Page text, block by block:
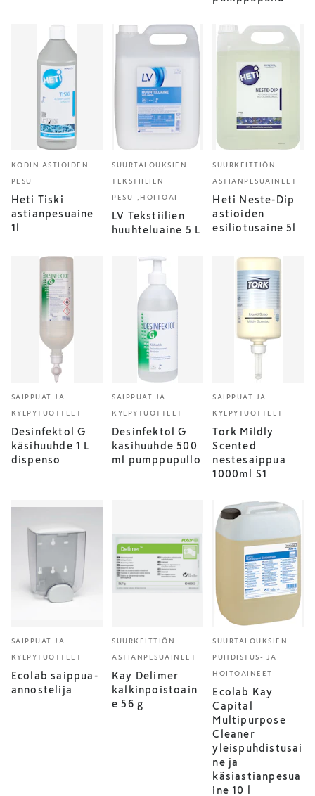
KODIN ASTIOIDEN
PESU
Heti Tiski
astianpesuaine
1l
SUURTALOUKSIEN
TEKSTIILIEN
PESU-,HOITOAI
LV Tekstiilien
huuhteluaine 5 L
SUURKEITTIÖN
ASTIANPESUAINEET
Heti Neste-Dip
astioiden
esiliotusaine 5l
SAIPPUAT JA
KYLPYTUOTTEET
Desinfektol G
käsihuuhde 1 L
dispenso
SAIPPUAT JA
KYLPYTUOTTEET
Desinfektol G
käsihuuhde 500
ml pumppupullo
SAIPPUAT JA
KYLPYTUOTTEET
Tork Mildly
Scented
nestesaippua
1000ml S1
SAIPPUAT JA
KYLPYTUOTTEET
Ecolab saippua-
annostelija
SUURKEITTIÖN
ASTIANPESUAINEET
Kay Delimer
kalkinpoistoain
e 56 g
SUURTALOUKSIEN
PUHDISTUS- JA
HOITOAINEET
Ecolab Kay
Capital
Multipurpose
Cleaner
yleispuhdistusai
ne ja
käsiastianpesua
ine 10 l